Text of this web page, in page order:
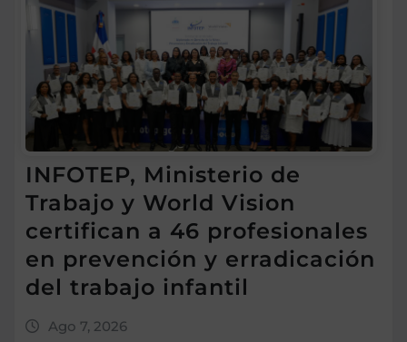
INFOTEP, Ministerio de
Trabajo y World Vision
certifican a 46 profesionales
en prevención y erradicación
del trabajo infantil
Ago 7, 2026